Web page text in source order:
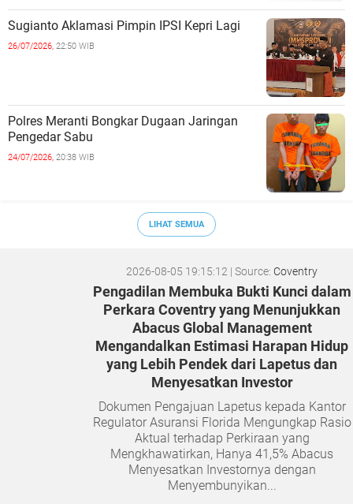
Sugianto Aklamasi Pimpin IPSI Kepri Lagi
26/07/2026, 22:50 WIB
Polres Meranti Bongkar Dugaan Jaringan
Pengedar Sabu
24/07/2026, 20:38 WIB
LIHAT SEMUA
2026-08-05 19:15:12 | Source: Coventry
Pengadilan Membuka Bukti Kunci dalam
Perkara Coventry yang Menunjukkan
Abacus Global Management
Mengandalkan Estimasi Harapan Hidup
yang Lebih Pendek dari Lapetus dan
Menyesatkan Investor
Dokumen Pengajuan Lapetus kepada Kantor
Regulator Asuransi Florida Mengungkap Rasio
Aktual terhadap Perkiraan yang
Mengkhawatirkan, Hanya 41,5% Abacus
Menyesatkan Investornya dengan
Menyembunyikan...